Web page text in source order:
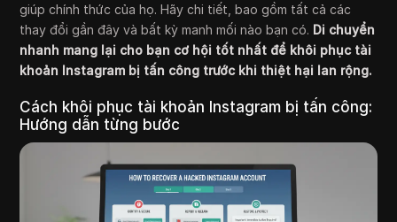
giúp chính thức của họ. Hãy chi tiết, bao gồm tất cả các
thay đổi gần đây và bất kỳ manh mối nào bạn có. Di chuyển
nhanh mang lại cho bạn cơ hội tốt nhất để khôi phục tài
khoản Instagram bị tấn công trước khi thiệt hại lan rộng.
Cách khôi phục tài khoản Instagram bị tấn công:
Hướng dẫn từng bước